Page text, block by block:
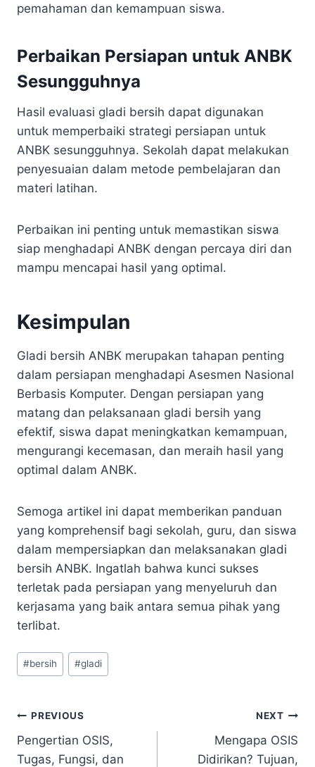
pemahaman dan kemampuan siswa.
Perbaikan Persiapan untuk ANBK
Sesungguhnya
Hasil evaluasi gladi bersih dapat digunakan
untuk memperbaiki strategi persiapan untuk
ANBK sesungguhnya. Sekolah dapat melakukan
penyesuaian dalam metode pembelajaran dan
materi latihan.
Perbaikan ini penting untuk memastikan siswa
siap menghadapi ANBK dengan percaya diri dan
mampu mencapai hasil yang optimal.
Kesimpulan
Gladi bersih ANBK merupakan tahapan penting
dalam persiapan menghadapi Asesmen Nasional
Berbasis Komputer. Dengan persiapan yang
matang dan pelaksanaan gladi bersih yang
efektif, siswa dapat meningkatkan kemampuan,
mengurangi kecemasan, dan meraih hasil yang
optimal dalam ANBK.
Semoga artikel ini dapat memberikan panduan
yang komprehensif bagi sekolah, guru, dan siswa
dalam mempersiapkan dan melaksanakan gladi
bersih ANBK. Ingatlah bahwa kunci sukses
terletak pada persiapan yang menyeluruh dan
kerjasama yang baik antara semua pihak yang
terlibat.
Post
Tags:
#bersih #gladi
Navigasi
pos
PREVIOUS
Pengertian OSIS,
Tugas, Fungsi, dan
NEXT
Mengapa OSIS
Didirikan? Tujuan,